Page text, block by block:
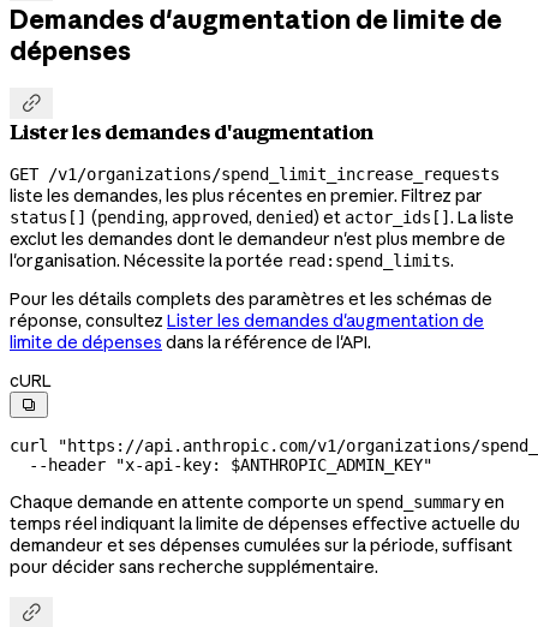
Demandes d'augmentation de limite de
dépenses

Lister les demandes d'augmentation
GET /v1/organizations/spend_limit_increase_requests
liste les demandes, les plus récentes en premier. Filtrez par
status[] (pending, approved, denied) et actor_ids[] . La liste
exclut les demandes dont le demandeur n'est plus membre de
l'organisation. Nécessite la portée read:spend_limits.
Pour les détails complets des paramètres et les schémas de
réponse, consultez Lister les demandes d'augmentation de
limite de dépenses dans la référence de l'API.
cURL

curl
"https://api.anthropic.com/v1/organizations/
  --header
"x-api-key: $ANTHROPIC_ADMIN_KEY"
Chaque demande en attente comporte un spend_summaryen
temps réel indiquant la limite de dépenses effective actuelle du
demandeur et ses dépenses cumulées sur la période, suffisant
pour décider sans recherche supplémentaire.
